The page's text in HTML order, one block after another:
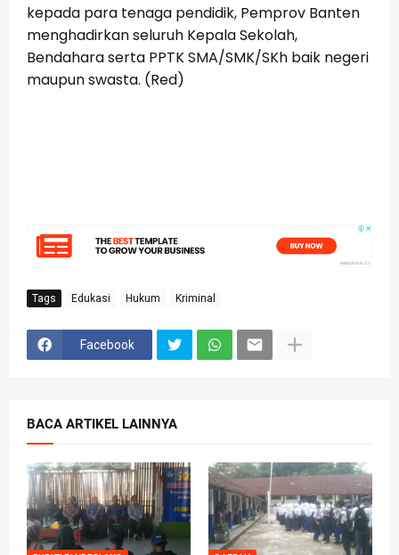
kepada para tenaga pendidik, Pemprov Banten
menghadirkan seluruh Kepala Sekolah,
Bendahara serta PPTK SMA/SMK/SKh baik negeri
maupun swasta. (Red)
Tags Edukasi Hukum Kriminal
Facebook
BACA ARTIKEL LAINNYA